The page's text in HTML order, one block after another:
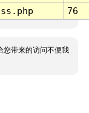
76
您带来的访问不便我